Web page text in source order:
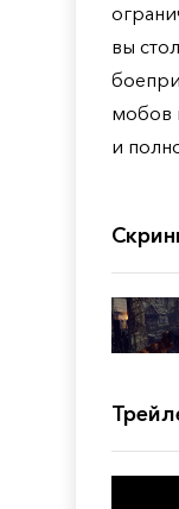
вы
мобов
и